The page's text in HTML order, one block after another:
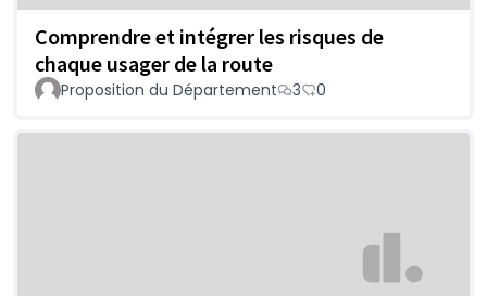
Comprendre et intégrer les risques de
chaque usager de la route
Proposition du Département 3 0